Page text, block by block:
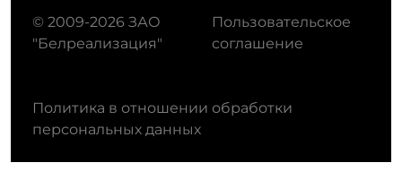
© 2009-2026 ЗАО
"Белреализация"
Пользовательское
соглашение
Политика в отношении обработки
персональных данных